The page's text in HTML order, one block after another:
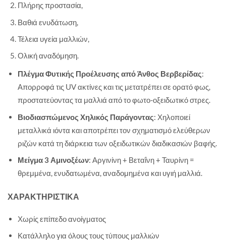
Πλήρης προστασία,
Βαθιά ενυδάτωση,
Τέλεια υγεία μαλλιών,
Ολική αναδόμηση.
Πλέγμα Φυτικής Προέλευσης από Άνθος Βερβερίδας:
Απορροφά τις UV ακτίνες και τις μετατρέπει σε ορατό φως,
προστατεύοντας τα μαλλιά από το φωτο-οξειδωτικό στρες.
Βιοδιασπώμενος Χηλικός Παράγοντας: Χηλοποιεί
μεταλλικά ιόντα και αποτρέπει τον σχηματισμό ελεύθερων
ριζών κατά τη διάρκεια των οξειδωτικών διαδικασιών βαφής.
Μείγμα 3 Αμινοξέων: Αργινίνη + Βεταΐνη + Ταυρίνη =
θρεμμένα, ενυδατωμένα, αναδομημένα και υγιή μαλλιά.
ΧΑΡΑΚΤΗΡΙΣΤΙΚΑ
Χωρίς επίπεδο ανοίγματος
Κατάλληλο για όλους τους τύπους μαλλιών